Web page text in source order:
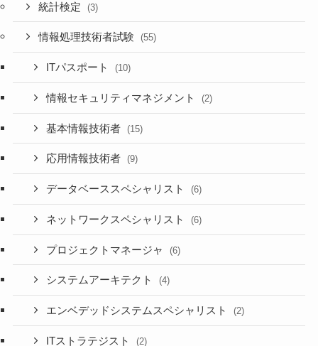
統計検定 (3)
情報処理技術者試験 (55)
ITパスポート (10)
情報セキュリティマネジメント (2)
基本情報技術者 (15)
応用情報技術者 (9)
データベーススペシャリスト (6)
ネットワークスペシャリスト (6)
プロジェクトマネージャ (6)
システムアーキテクト (4)
エンベデッドシステムスペシャリスト (2)
ITストラテジスト (2)